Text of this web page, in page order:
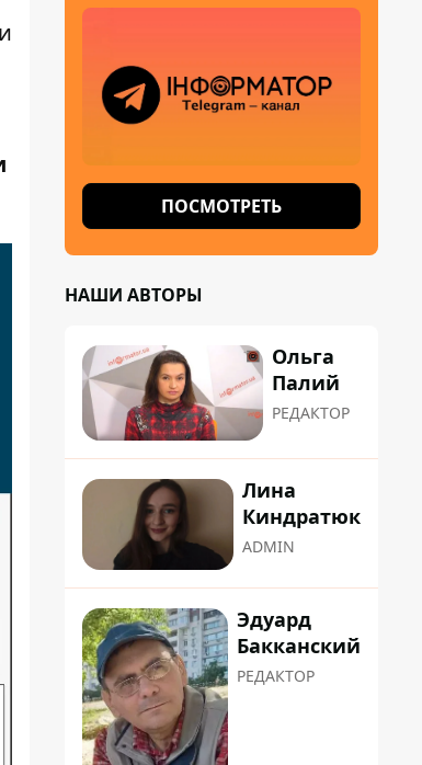
ПОСМОТРЕТЬ
НАШИ АВТОРЫ
Ольга
Палий
РЕДАКТОР
Лина
Киндратюк
ADMIN
Эдуард
Бакканский
РЕДАКТОР